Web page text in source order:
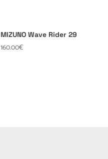
MIZUNO Wave Rider 29
160.00€